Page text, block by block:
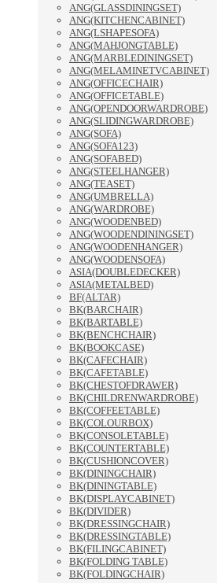
ANG(GLASSDININGSET)
ANG(KITCHENCABINET)
ANG(LSHAPESOFA)
ANG(MAHJONGTABLE)
ANG(MARBLEDININGSET)
ANG(MELAMINETVCABINET)
ANG(OFFICECHAIR)
ANG(OFFICETABLE)
ANG(OPENDOORWARDROBE)
ANG(SLIDINGWARDROBE)
ANG(SOFA)
ANG(SOFA123)
ANG(SOFABED)
ANG(STEELHANGER)
ANG(TEASET)
ANG(UMBRELLA)
ANG(WARDROBE)
ANG(WOODENBED)
ANG(WOODENDININGSET)
ANG(WOODENHANGER)
ANG(WOODENSOFA)
ASIA(DOUBLEDECKER)
ASIA(METALBED)
BF(ALTAR)
BK(BARCHAIR)
BK(BARTABLE)
BK(BENCHCHAIR)
BK(BOOKCASE)
BK(CAFECHAIR)
BK(CAFETABLE)
BK(CHESTOFDRAWER)
BK(CHILDRENWARDROBE)
BK(COFFEETABLE)
BK(COLOURBOX)
BK(CONSOLETABLE)
BK(COUNTERTABLE)
BK(CUSHIONCOVER)
BK(DININGCHAIR)
BK(DININGTABLE)
BK(DISPLAYCABINET)
BK(DIVIDER)
BK(DRESSINGCHAIR)
BK(DRESSINGTABLE)
BK(FILINGCABINET)
BK(FOLDING TABLE)
BK(FOLDINGCHAIR)